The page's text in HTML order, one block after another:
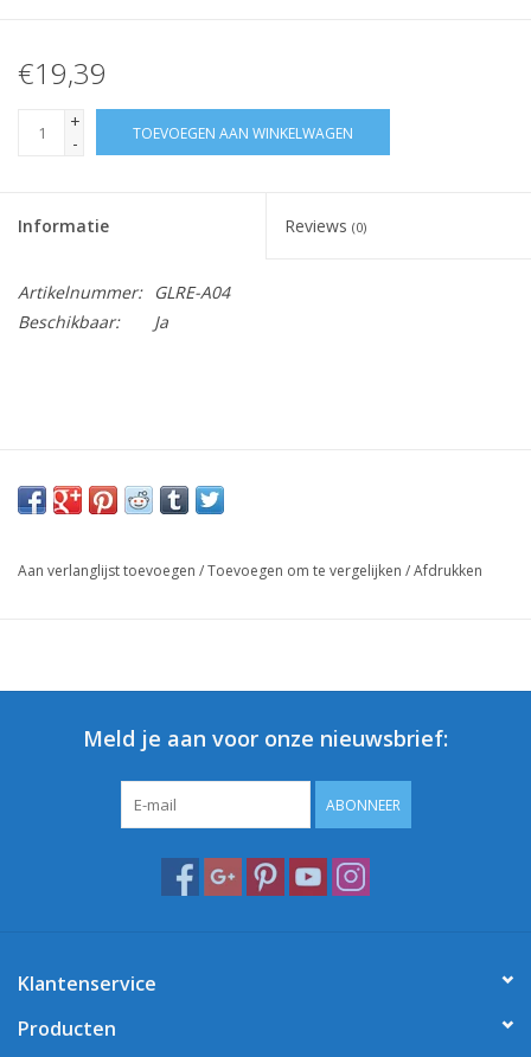
€19,39
+
-
TOEVOEGEN AAN WINKELWAGEN
Informatie Reviews (0)
Artikelnummer:
GLRE-A04
Beschikbaar:
Ja
Aan verlanglijst toevoegen /Toevoegen om te vergelijken /Afdrukken
Meld je aan voor onze nieuwsbrief:
ABONNEER
Klantenservice
Producten